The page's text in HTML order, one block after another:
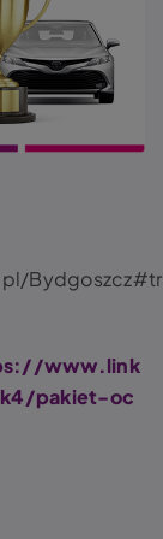
www.link
pakiet-oc